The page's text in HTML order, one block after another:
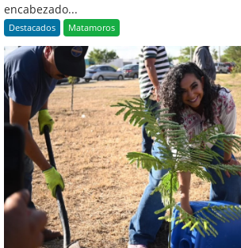
encabezado...
Destacados Matamoros